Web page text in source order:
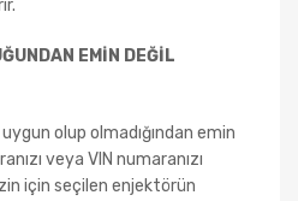
EMİN DEĞİL
olup olmadığından emin
veya VIN numaranızı
için seçilen enjektörün